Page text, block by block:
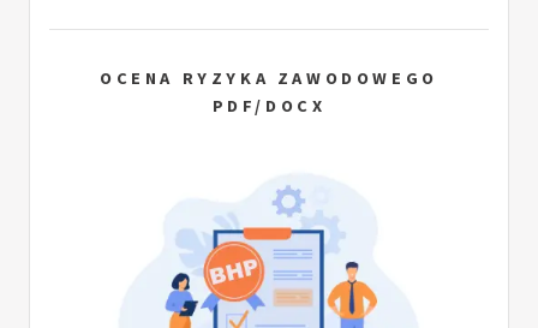
OCENA RYZYKA ZAWODOWEGO
PDF/DOCX